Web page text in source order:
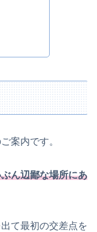
案内です。
ん辺鄙な場所にあ
て最初の交差点を